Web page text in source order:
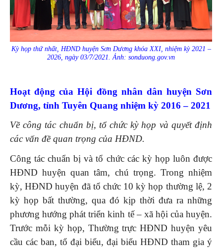
Kỳ họp thứ nhất, HĐND huyện Sơn Dương khóa XXI, nhiệm kỳ 2021 –
2026, ngày 03/7/2021. Ảnh: sonduong.gov.vn
Hoạt động của Hội đồng nhân dân huyện Sơn
Dương, tỉnh Tuyên Quang nhiệm kỳ 2016 – 2021
Về công tác chuẩn bị, tổ chức kỳ họp và quyết định
các vấn đề quan trọng của HĐND.
Công tác chuẩn bị và tổ chức các kỳ họp luôn được
HĐND huyện quan tâm, chú trọng. Trong nhiệm
kỳ, HĐND huyện đã tổ chức 10 kỳ họp thường lệ, 2
kỳ họp bất thường, qua đó kịp thời đưa ra những
phương hướng phát triển kinh tế – xã hội của huyện.
Trước mỗi kỳ họp, Thường trực HĐND huyện yêu
cầu các ban, tổ đại biểu, đại biểu HĐND tham gia ý